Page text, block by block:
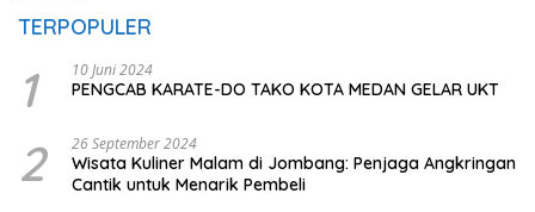
TERPOPULER
1 10 Juni 2024
PENGCAB KARATE-DO TAKO KOTA MEDAN GELAR UKT
2 26 September 2024
Wisata Kuliner Malam di Jombang: Penjaga Angkringan
Cantik untuk Menarik Pembeli